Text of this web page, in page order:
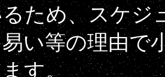
ため、スケジ
い等の理由で
す。